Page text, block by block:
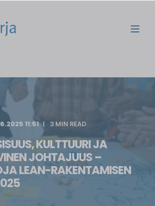
11:51 3 MIN READ
KULTTUURI JA
JOHTAJUUS –
LEAN-RAKENTAMISEN